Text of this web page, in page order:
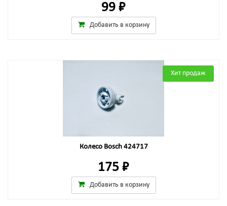
99 ₽
Добавить в корзину
Хит продаж
Колесо Bosch 424717
175 ₽
Добавить в корзину